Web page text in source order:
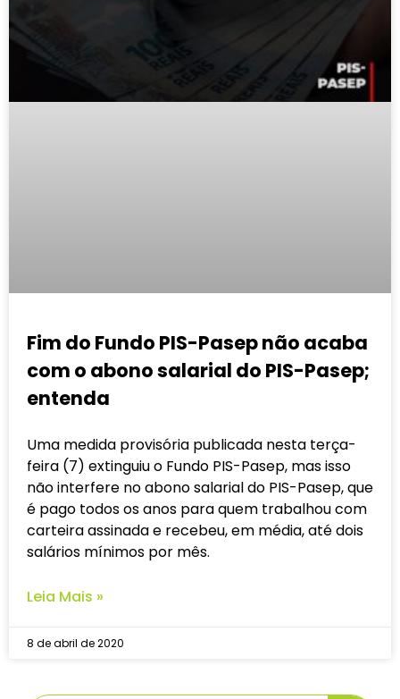
Fim do Fundo PIS-Pasep não acaba
com o abono salarial do PIS-Pasep;
entenda
Uma medida provisória publicada nesta terça-
feira (7) extinguiu o Fundo PIS-Pasep, mas isso
não interfere no abono salarial do PIS-Pasep, que
é pago todos os anos para quem trabalhou com
carteira assinada e recebeu, em média, até dois
salários mínimos por mês.
Leia Mais »
8 de abril de 2020